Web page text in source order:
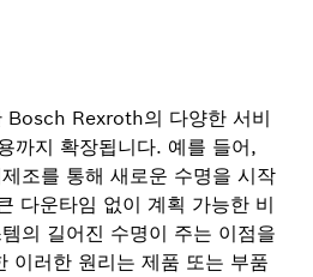
Bosch Rexroth의 다양한 서비
까지 확장됩니다. 예를 들어,
조를 통해 새로운 수명을 시작
다운타임 없이 계획 가능한 비
의 길어진 수명이 주는 이점을
이러한 원리는 제품 또는 부품